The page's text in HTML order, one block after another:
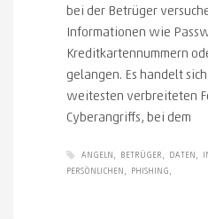
bei der Betrüger
Informationen wie
Kreditkartennummern
gelangen. Es handelt
weitesten verbreiteten
Cyberangriffs, bei dem
ANGELN BETRÜGER DATEN
PERSÖNLICHEN
PHISHING